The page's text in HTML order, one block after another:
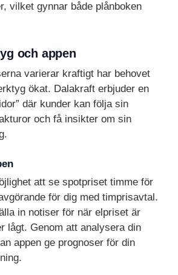
vilket gynnar både plånboken
och appen
varierar kraftigt har behovet
ökat. Dalakraft erbjuder en
där kunder kan följa sin
och få insikter om sin
att se spotpriset timme för
för dig med timprisavtal.
in notiser för när elpriset är
lågt. Genom att analysera din
appen ge prognoser för din